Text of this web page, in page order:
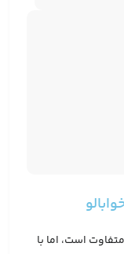
است، اما با